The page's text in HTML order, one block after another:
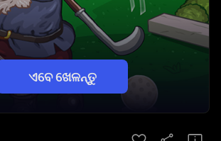
ଏବେ ଖେଳନ୍ତୁ